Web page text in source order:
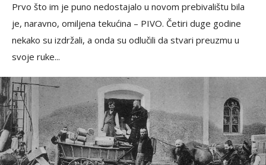
Prvo što im je puno nedostajalo u novom prebivalištu bila
je, naravno, omiljena tekućina – PIVO. Četiri duge godine
nekako su izdržali, a onda su odlučili da stvari preuzmu u
svoje ruke...